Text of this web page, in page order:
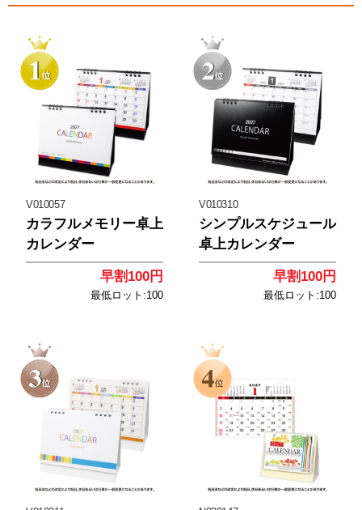
<
V010057
カラフルメモリー卓上
カレンダー
早割100円
最低ロット:100
<
V010310
シンプルスケジュール
卓上カレンダー
早割100円
最低ロット:100
< <